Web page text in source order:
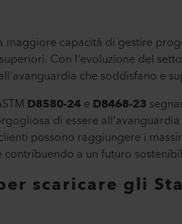
maggiore capacità di gestire
Con l'evoluzione del
che soddisfano e
D8580-24e D8468-23
di essere
possono raggiungere i
a un futuro
scaricare gli